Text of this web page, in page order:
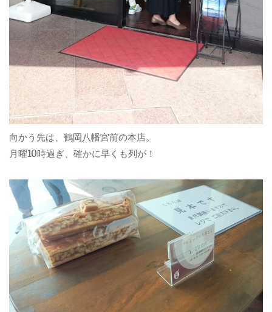
向かう先は、鶴岡八幡宮前の本店。
月曜10時過ぎ、確かに早くも列が！